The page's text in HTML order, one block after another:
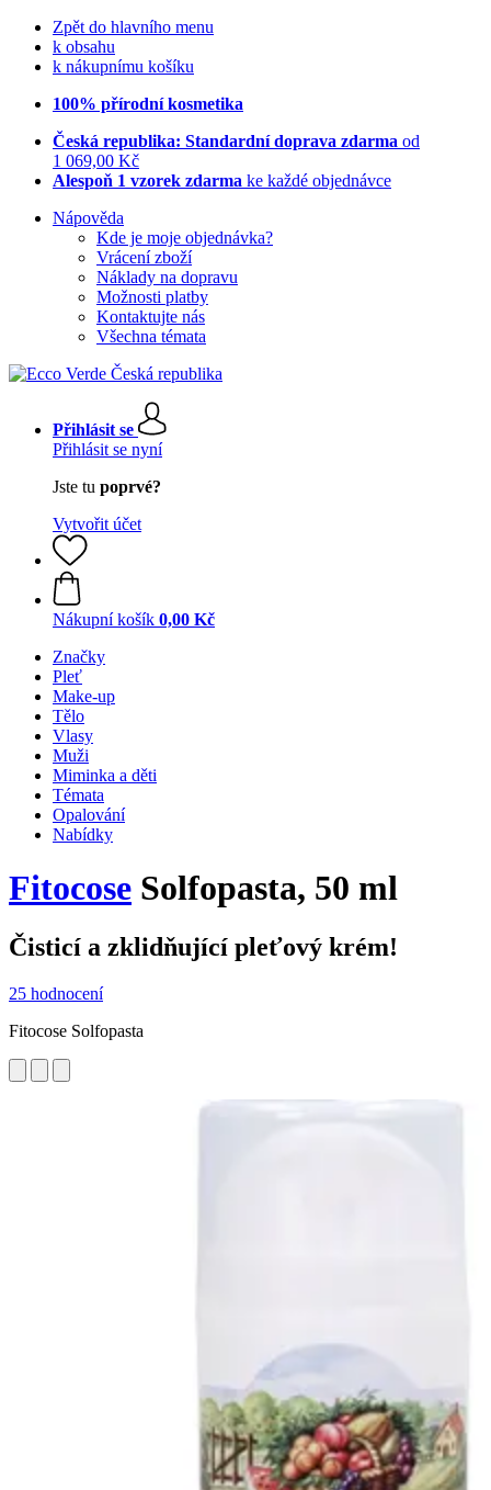
Zpět do hlavního menu
k obsahu
k nákupnímu košíku
100% přírodní kosmetika
Česká republika: Standardní doprava zdarma od
1 069,00 Kč
Alespoň 1 vzorek zdarma ke každé objednávce
Nápověda
Kde je moje objednávka?
Vrácení zboží
Náklady na dopravu
Možnosti platby
Kontaktujte nás
Všechna témata
Přihlásit se
Přihlásit se nyní
Jste tu poprvé?
Vytvořit účet
Nákupní košík 0,00 Kč
Značky
Pleť
Make-up
Tělo
Vlasy
Muži
Miminka a děti
Témata
Opalování
Nabídky
Fitocose Solfopasta, 50 ml
Čisticí a zklidňující pleťový krém!
25 hodnocení
Fitocose Solfopasta